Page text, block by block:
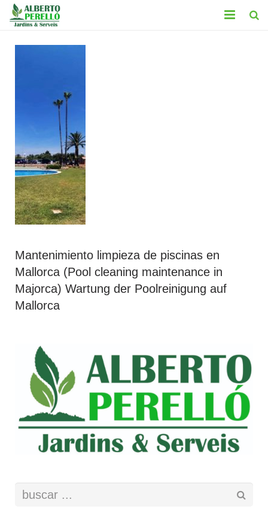
INICIO
CONTACTO
BLOG
LEGAL
Mantenimiento limpieza de piscinas en
Mallorca (Pool cleaning maintenance in
Majorca) Wartung der Poolreinigung auf
Mallorca